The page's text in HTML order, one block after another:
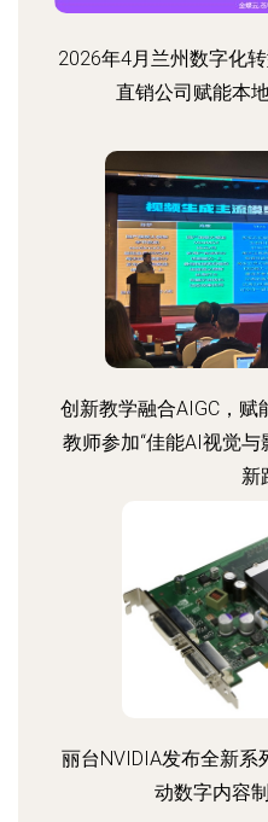
2026年4月兰州数字化
直销公司赋能本
创新教学融合AIGC，
教师参加“佳能AI视觉
新
丽台NVIDIA发布全新系
动数字内容